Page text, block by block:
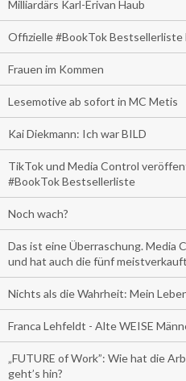
Milliardärs Karl-Erivan Haub
Offizielle #BookTok Bestsellerliste
Frauen im Kommen
Lesemotive ab sofort in MC Metis
Kai Diekmann: Ich war BILD
TikTok und Media Control
#BookTok Bestsellerliste
Noch wach?
Das ist eine Überraschung. Media
und hat auch die fünf
Nichts als die Wahrheit: Mein
Franca Lehfeldt - Alte WEISE
„FUTURE of Work”: Wie hat die
geht’s hin?